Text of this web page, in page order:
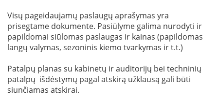
Visų pageidaujamų paslaugų aprašymas yra
prisegtame dokumente. Pasiūlyme galima nurodyti ir
papildomai siūlomas paslaugas ir kainas (papildomas
langų valymas, sezoninis kiemo tvarkymas ir t.t.)
Patalpų planas su kabinetų ir auditorijų bei techninių
patalpų išdėstymų pagal atskirą užklausą gali būti
siunčiamas atskirai.